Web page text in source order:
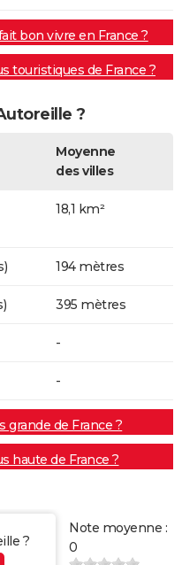
bon vivre en France ?
touristiques de France ?
?
Moyenne
des villes
18,1 km²
194 mètres
395 mètres
-
-
grande de France ?
haute de France ?
?
Note moyenne :
0